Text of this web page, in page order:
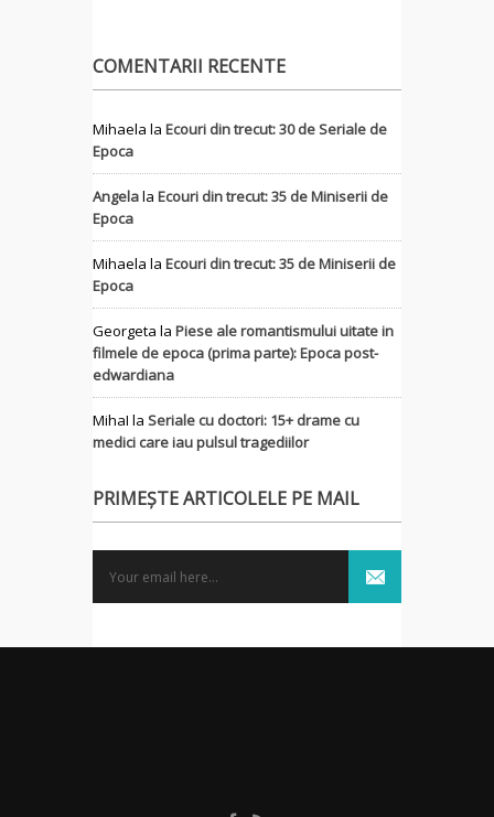
COMENTARII RECENTE
Mihaela la Ecouri din trecut: 30 de Seriale de
Epoca
Angelala Ecouri din trecut: 35 de Miniserii de
Epoca
Mihaela la Ecouri din trecut: 35 de Miniserii de
Epoca
Georgeta la Piese ale romantismului uitate in
filmele de epoca (prima parte): Epoca post-
edwardiana
MihaI la Seriale cu doctori: 15+ drame cu
medici care iau pulsul tragediilor
PRIMEȘTE ARTICOLELE PE MAIL